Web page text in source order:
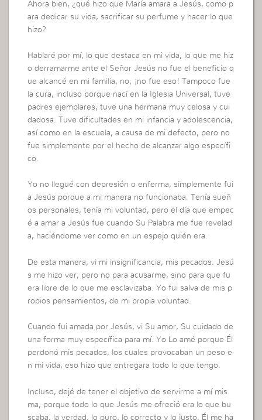
Ahora bien, ¿qué hizo que María amara a Jesús, como p
ara dedicar su vida, sacrificar su perfume y hacer lo que
hizo?
Hablaré por mí, lo que destaca en mi vida, lo que me hiz
o derramarme ante el Señor Jesús no fue el beneficio q
ue alcancé en mi familia, no, ¡no fue eso! Tampoco fue
la cura, incluso porque nací en la Iglesia Universal, tuve
padres ejemplares, tuve una hermana muy celosa y cui
dadosa. Tuve dificultades en mi infancia y adolescencia,
así como en la escuela, a causa de mi defecto, pero no
fue simplemente por el hecho de alcanzar algo específi
co.
Yo no llegué con depresión o enferma, simplemente fui
a Jesús porque a mi manera no funcionaba. Tenía sueñ
os personales, tenía mi voluntad, pero el día que empec
é a amar a Jesús fue cuando Su Palabra me fue revelad
a, haciéndome ver como en un espejo quién era.
De esta manera, vi mi insignificancia, mis pecados. Jesú
s me hizo ver, pero no para acusarme, sino para que fu
era libre de lo que me esclavizaba. Yo fui salva de mis p
ropios pensamientos, de mi propia voluntad.
Cuando fui amada por Jesús, vi Su amor, Su cuidado de
una forma muy específica para mí. Yo Lo amé porque Él
perdonó mis pecados, los cuales provocaban un peso e
n mi vida; eso hizo que entregara todo lo que tengo.
Incluso, dejé de tener el objetivo de servirme a mí mis
ma, porque todo lo que Jesús me ofreció era lo que bu
scaba, la verdad, lo puro, lo correcto y lo justo. Él me ha